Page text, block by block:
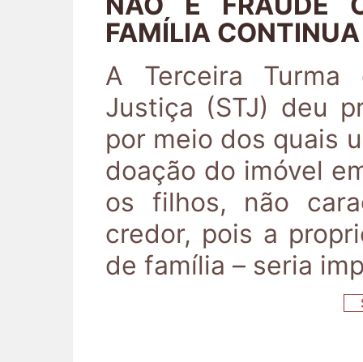
FAMÍLIA
A Terceira Turma
Justiça (STJ) deu
por meio dos quais
doação do imóvel
os filhos, não
credor, pois a
de família – seria